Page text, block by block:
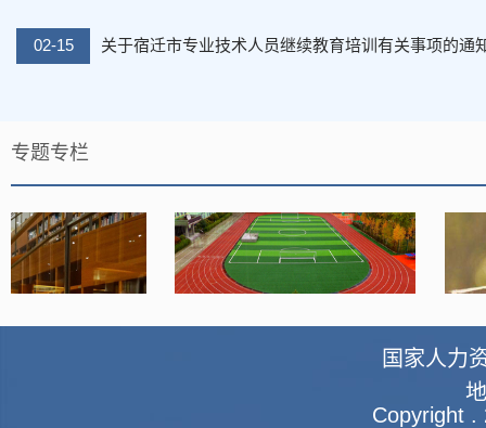
02-15 关于宿迁市专业技术人员继续教育培训有关事项的通
专题专栏
国家人力
Copyright